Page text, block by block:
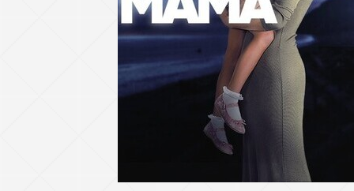
70 серия
71 серия
74 серия
75 серия
78 серия
79 серия
82 серия
83 серия